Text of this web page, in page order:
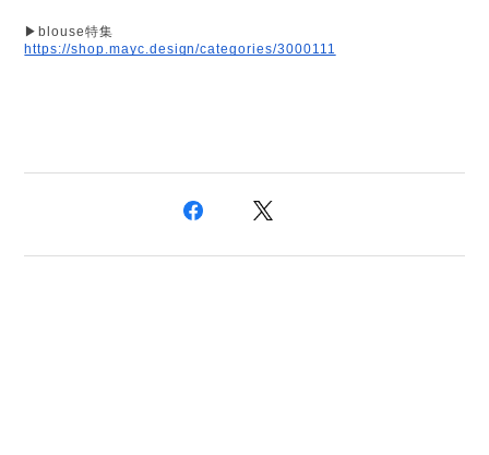
▶blouse特集
https://shop.mayc.design/categories/3000111